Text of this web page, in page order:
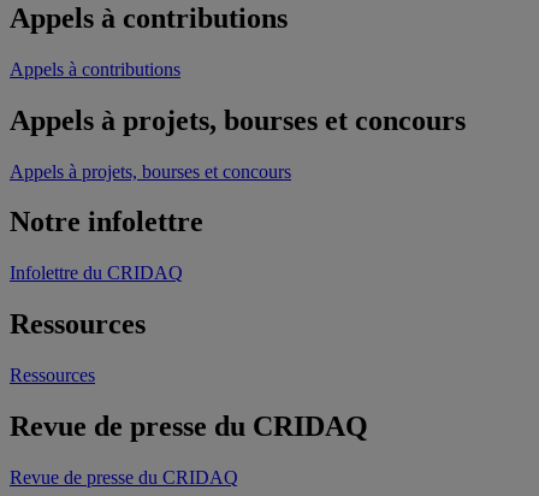
Appels à contributions
Appels à contributions
Appels à projets, bourses et concours
Appels à projets, bourses et concours
Notre infolettre
Infolettre du CRIDAQ
Ressources
Ressources
Revue de presse du CRIDAQ
Revue de presse du CRIDAQ